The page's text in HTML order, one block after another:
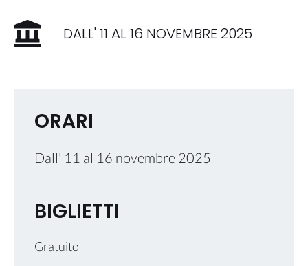
DALL'11 AL16 NOVEMBRE 2025
ORARI
Dall' 11 al 16 novembre 2025
BIGLIETTI
Gratuito